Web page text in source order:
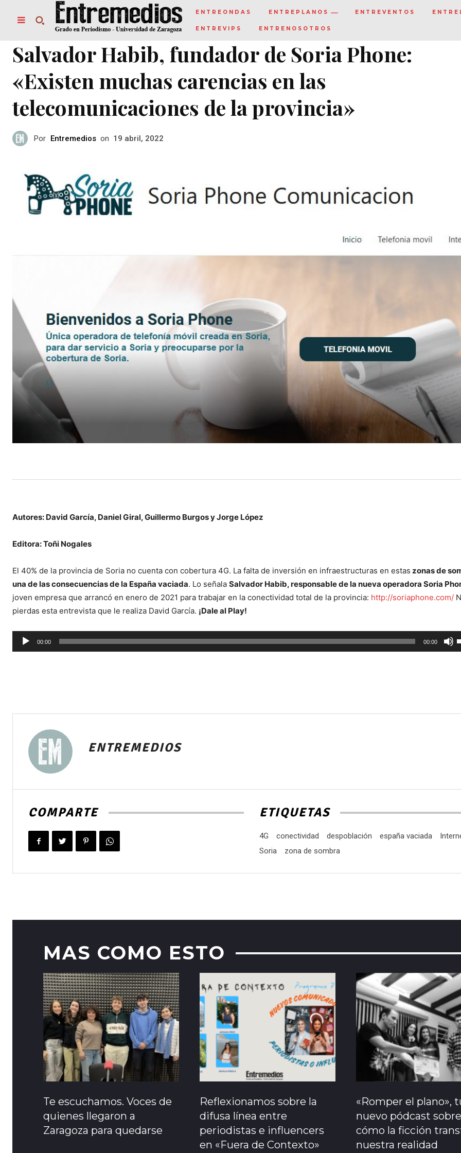
ENTREONDAS ENTREPLANOS ENTREVENTOS
ENTREVIPS ENTRENOSOTROS
Salvador Habib, fundador de Soria Phone:
«Existen muchas carencias en las
telecomunicaciones de la provincia»
Por Entremedios on 19 abril, 2022
Autores: David García, Daniel Giral, Guillermo Burgos y Jorge López
Editora: Toñi Nogales
El 40% de la provincia de Soria no cuenta con cobertura 4G. La falta de inversión en infraestructuras en estas zonas de
una de las consecuencias de la España vaciada. Lo señala Salvador Habib, responsable de la nueva operadora Soria
joven empresa que arrancó en enero de 2021 para trabajar en la conectividad total de la provincia: http://soriaphone.com/
pierdas esta entrevista que le realiza David García. ¡Dale al Play!
Reproductor
de
00:00 00:00
ENTREMEDIOS
COMPARTE ETIQUETAS
4G conectividad despoblación españa vaciada
Soria
zona de sombra
MAS COMO ESTO
Te escuchamos. Voces de
quienes llegaron a
Zaragoza para quedarse
Reflexionamos sobre la
difusa línea entre
periodistas e influencers
en «Fuera de Contexto»
«Romper el plano»,
nuevo pódcast sobre
cómo la ficción
nuestra realidad